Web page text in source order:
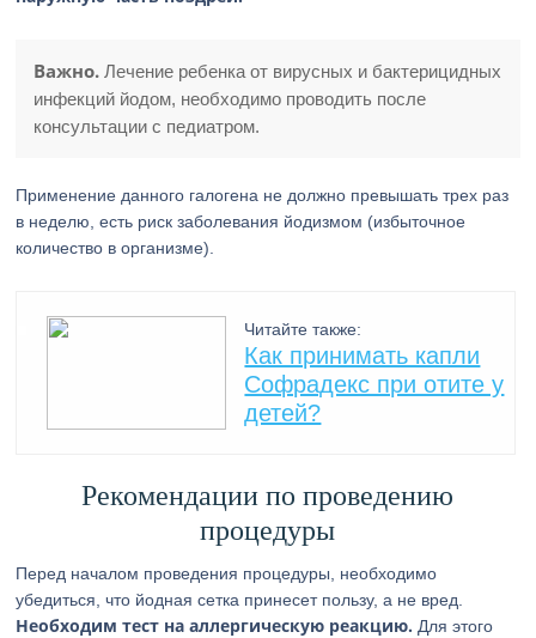
Важно. Лечение ребенка от вирусных и бактерицидных
инфекций йодом, необходимо проводить после
консультации с педиатром.
Применение данного галогена не должно превышать трех раз
в неделю, есть риск заболевания йодизмом (избыточное
количество в организме).
Читайте также:
Как принимать капли
Софрадекс при отите у
детей?
Рекомендации по проведению
процедуры
Перед началом проведения процедуры, необходимо
убедиться, что йодная сетка принесет пользу, а не вред.
Необходим тест на аллергическую реакцию. Для этого